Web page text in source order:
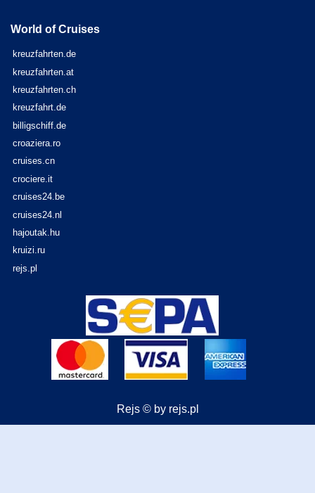
World of Cruises
kreuzfahrten.de
kreuzfahrten.at
kreuzfahrten.ch
kreuzfahrt.de
billigschiff.de
croaziera.ro
cruises.cn
crociere.it
cruises24.be
cruises24.nl
hajoutak.hu
kruizi.ru
rejs.pl
Rejs © by rejs.pl